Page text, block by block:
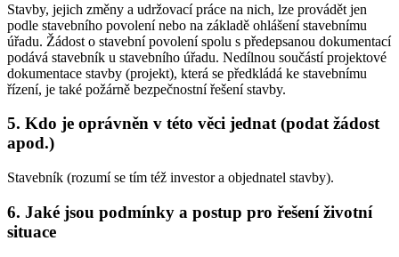
Stavby, jejich změny a udržovací práce na nich, lze provádět jen
podle stavebního povolení nebo na základě ohlášení stavebnímu
úřadu. Žádost o stavební povolení spolu s předepsanou dokumentací
podává stavebník u stavebního úřadu. Nedílnou součástí projektové
dokumentace stavby (projekt), která se předkládá ke stavebnímu
řízení, je také požárně bezpečnostní řešení stavby.
5. Kdo je oprávněn v této věci jednat (podat žádost
apod.)
Stavebník (rozumí se tím též investor a objednatel stavby).
6. Jaké jsou podmínky a postup pro řešení životní
situace